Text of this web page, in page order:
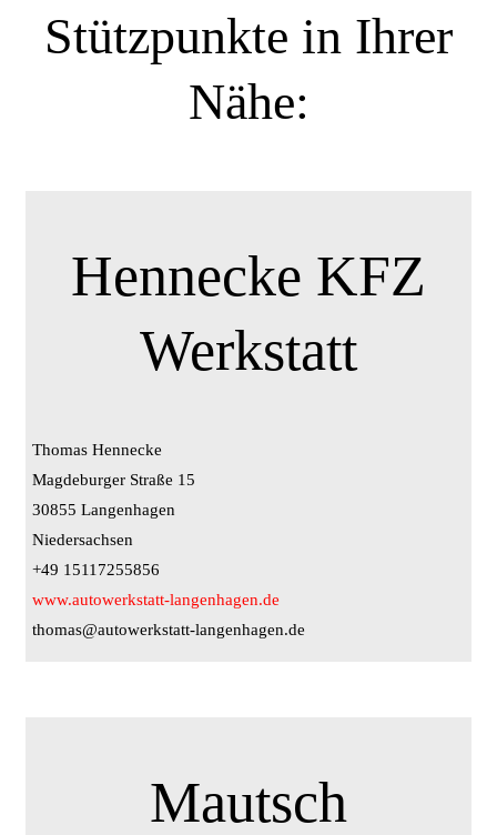
Stützpunkte in Ihrer
Nähe:
Hennecke KFZ
Werkstatt
Thomas Hennecke
Magdeburger Straße 15
30855 Langenhagen
Niedersachsen
+49 15117255856
www.autowerkstatt-langenhagen.de
thomas@autowerkstatt-langenhagen.de
Mautsch